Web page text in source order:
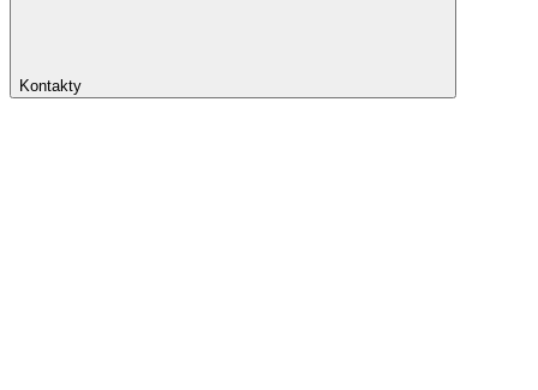
Kontakty